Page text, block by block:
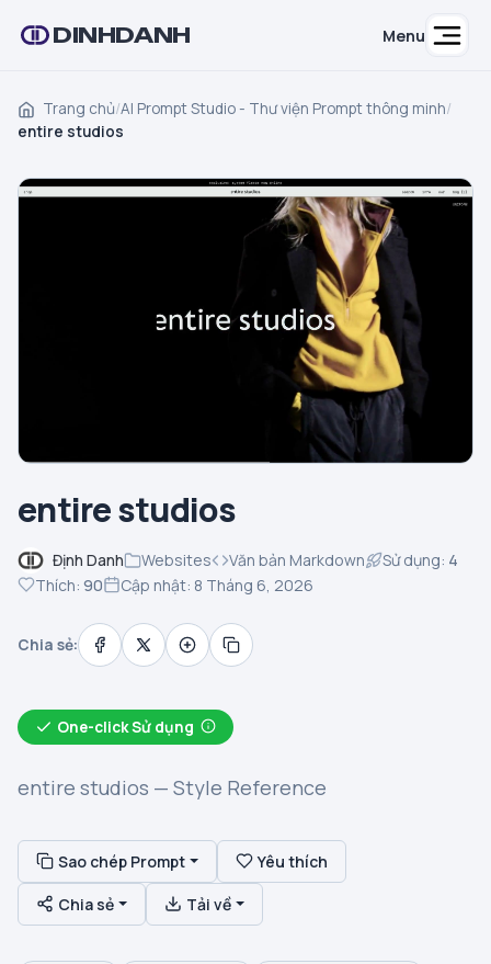
DINHDANH Menu
Trang chủ/AI Prompt Studio - Thư viện Prompt thông minh/
entire studios
entire studios
Định Danh Websites Văn bản Markdown Sử dụng: 4
Thích: 90 Cập nhật: 8 Tháng 6, 2026
Chia sẻ:
One-click Sử dụng
entire studios — Style Reference
Sao chép Prompt Yêu thích
Chia sẻ Tải về